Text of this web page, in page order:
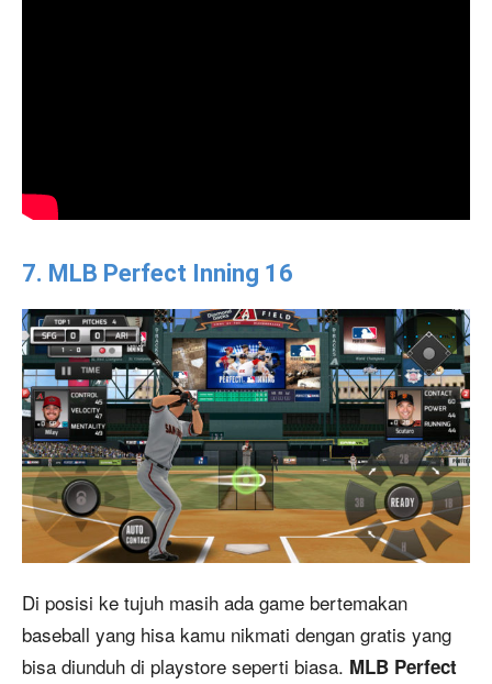
7. MLB Perfect Inning 16
Di posisi ke tujuh masih ada game bertemakan
baseball yang hisa kamu nikmati dengan gratis yang
bisa diunduh di playstore seperti biasa. MLB Perfect